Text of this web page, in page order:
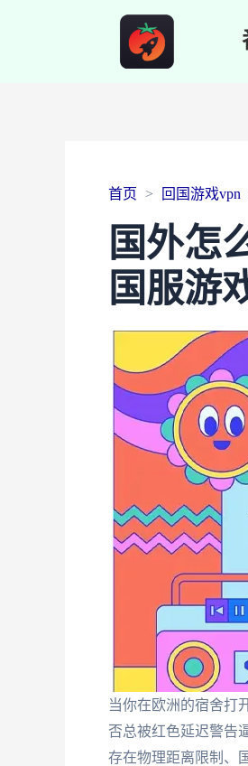
首页 回国游戏vpn
国外怎
国服游
当你在欧洲的宿舍打
否总被红色延迟警告
存在物理距离限制、